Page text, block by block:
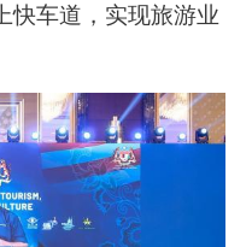
快车道，实现旅游业